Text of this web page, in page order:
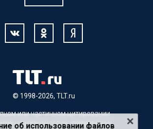
© 1998-2026, TLT.ru
или частичном цитировании
ссылка на TLT.ru обязательна.
об использовании файлов